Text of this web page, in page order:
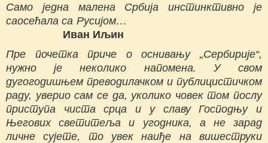
Само једна малена Србија инстинктивно је
саосећала са Русијом…
Иван Иљин
Пре почетка приче о оснивању „Сербирије“,
нужно је неколико напомена. У свом
дугогодишњем преводилачком и публицистичком
раду, уверио сам се да, уколико човек том послу
приступа чиста срца и у славу Господњу и
Његових светитеља и угодника, а не зарад
личне сујете, то увек наиђе на вишеструки